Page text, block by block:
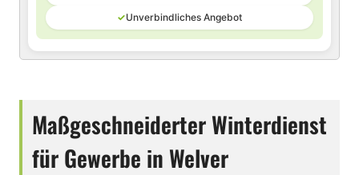
✓Unverbindliches Angebot
Maßgeschneiderter Winterdienst
für Gewerbe in Welver